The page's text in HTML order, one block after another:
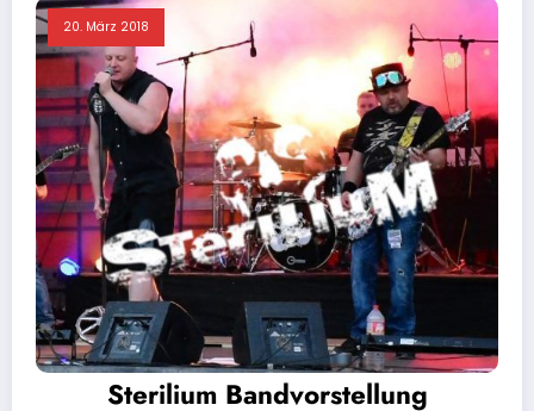
20. März 2018
Sterilium Bandvorstellung